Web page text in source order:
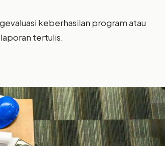
keberhasilan program atau
tertulis.